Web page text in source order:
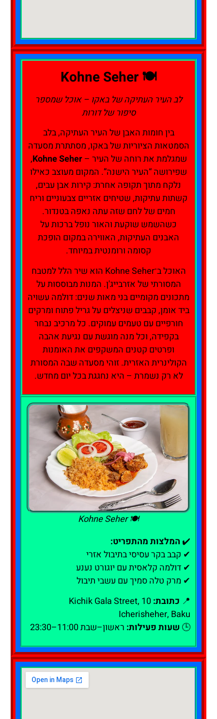
🍽️ Kohne Seher
לב העיר העתיקה של באקו – אוכל שמספר
סיפור של דורות
בין חומות האבן של העיר העתיקה, בלב
הסמטאות הציוריות של באקו, מסתתרת מסעדה
שמגלמת את רוחה של העיר –Kohne Seher
,
שפירושה “העיר הישנה”. המקום מעוצב כאילו
נלקח מתוך תקופה אחרת: קירות אבן עבים,
קשתות עתיקות, שטיחים אזריים צבעוניים וריח
חמים של לחם שזה עתה נאפה בטנדור.
כשהשמש שוקעת והאור נופל ברכות על
האבנים העתיקות, האווירה במקום הופכת
קסומה ורומנטית במיוחד.
האוכל ב־Kohne Seher הוא שיר הלל למטבח
המסורתי של אזרבייג'ן. המנות מבוססות על
מתכונים מקומיים בני מאות שנים: דולמה עשויה
ביד אומן, קבבים שניצלים על גריל פתוח ומרקים
חורפיים עם טעמים עמוקים. כל מרכיב נבחר
בקפידה, וכל מנה מוגשת עם נגיעת אהבה
ופרטים קטנים המשקפים את האומנות
הקולינרית האזרית. זוהי מסעדה שבה המסורת
לא רק נשמרת – היא נחגגת בכל יום מחדש.
🍽️ Kohne Seher
✔️ המלצות מהתפריט:
✔ קבב בקר עסיסי בתיבול אזרי
✔ דולמה קלאסית עם יוגורט נענע
✔ מרק טלה סמיך עם עשבי תיבול
📍 כתובת:
10 Kichik Gala Street,
Icherisheher, Baku
🕒 שעות פעילות: ראשון–שבת 11:00–23:30